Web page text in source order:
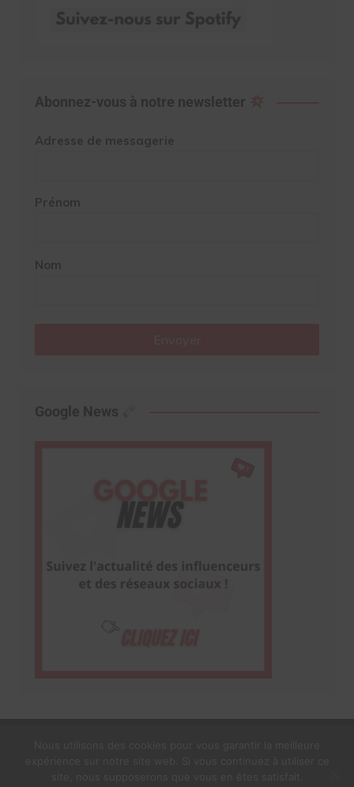
Abonnez-vous à notre newsletter
Adresse de messagerie
Prénom
Nom
Google News